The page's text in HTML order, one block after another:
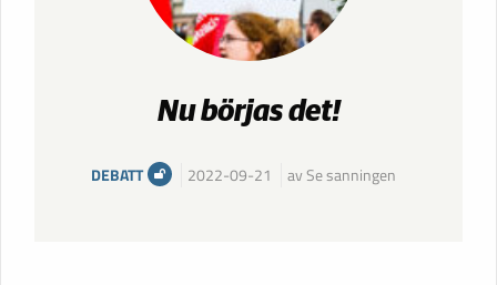
Nu börjas det!
DEBATT 2022-09-21 av Se sanningen